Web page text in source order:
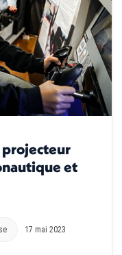
projecteur
et
17 mai 2023